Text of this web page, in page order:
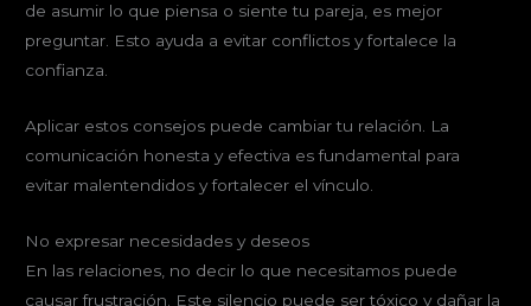
de asumir lo que piensa o siente tu pareja, es mejor
preguntar. Esto ayuda a evitar conflictos y fortalece la
confianza.
Aplicar estos consejos puede cambiar tu relación. La
comunicación honesta y efectiva es fundamental para
evitar malentendidos y fortalecer el vínculo.
No expresar necesidades y deseos
En las relaciones, no decir lo que necesitamos puede
causar frustración. Este silencio puede ser tóxico y dañar la